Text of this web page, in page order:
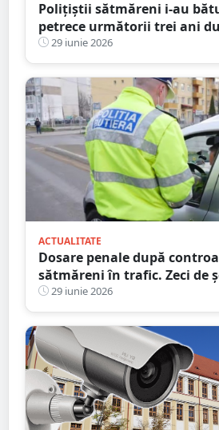
Polițiștii sătmăreni i-au
petrece următorii trei ani
29 iunie 2026
ACTUALITATE
Dosare penale după
sătmăreni în trafic. Zeci de
fără permise
29 iunie 2026